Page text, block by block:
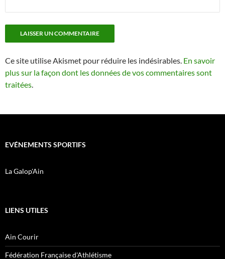
Ce site utilise Akismet pour réduire les indésirables. En savoir
plus sur la façon dont les données de vos commentaires sont
traitées.
EVÉNEMENTS SPORTIFS
La Galop'Ain
LIENS UTILES
Ain Courir
Fédération Française d'Athlétisme